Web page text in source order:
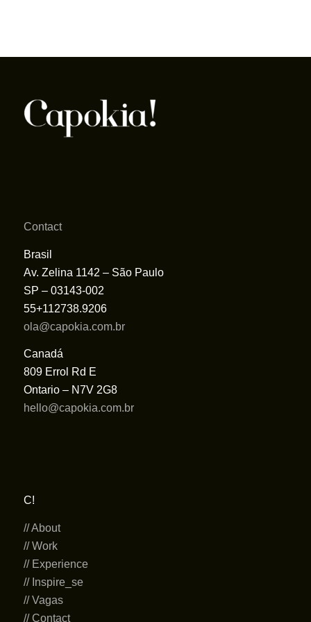
Contact
Brasil
Av. Zelina 1142 – São Paulo
SP – 03143-002
55+112738.9206
ola@capokia.com.br
Canadá
809 Errol Rd E
Ontario – N7V 2G8
hello@capokia.com.br
C!
// About
// Work
// Experience
// Inspire_se
// Vagas
// Contact